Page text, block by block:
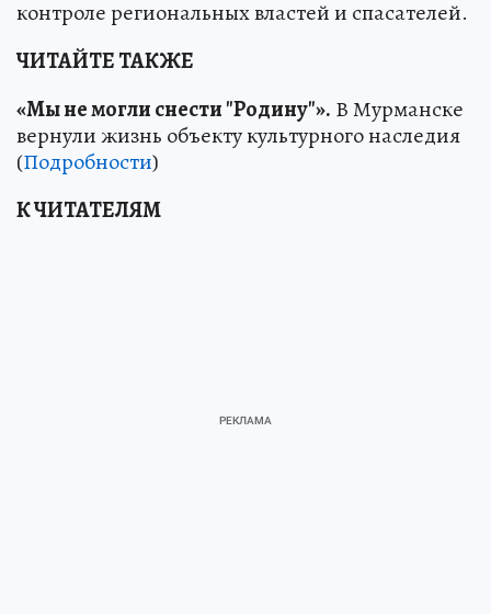
контроле региональных властей и спасателей.
ЧИТАЙТЕ ТАКЖЕ
«Мы не могли снести "Родину"». В Мурманске
вернули жизнь объекту культурного наследия
(Подробности)
К ЧИТАТЕЛЯМ